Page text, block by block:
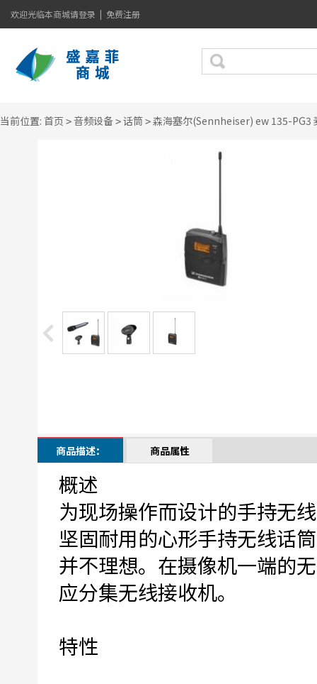
欢迎光临本商城请登录 | 免费注册
当前位置: 首页 >音频设备>话筒>森海塞尔(Sennheiser) ew 135-PG3
商品描述： 商品属性
概述
为现场操作而设计的手持无
坚固耐用的心形手持无线话
并不理想。在摄像机一端的
应分集无线接收机。
特性